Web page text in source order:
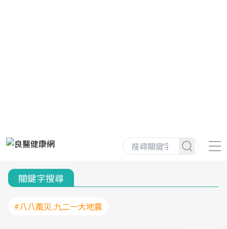
關鍵字搜尋
#八八風災.九二一大地震